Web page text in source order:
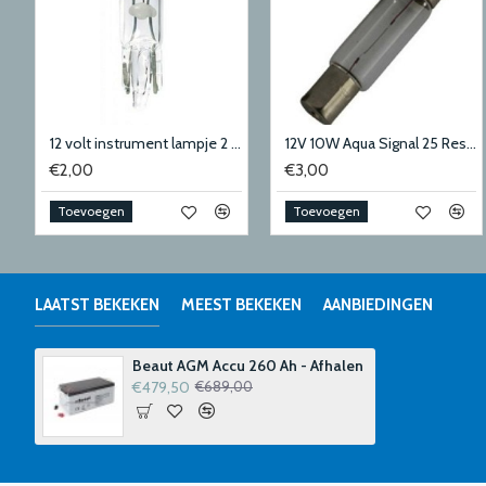
12 volt instrument lampje 2 stuks
€2,00
Toevoegen
12V 10W Aqua Signal 25 Reservelamp
€3,00
Toevoegen
LAATST BEKEKEN MEEST BEKEKEN AANBIEDINGEN
Beaut AGM Accu 260 Ah - Afhalen
€479,50 €689,00